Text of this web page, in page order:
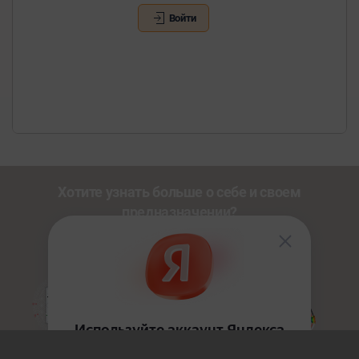
Войти
Познакомьтесь с другими нашими сервисами со
по промокоду